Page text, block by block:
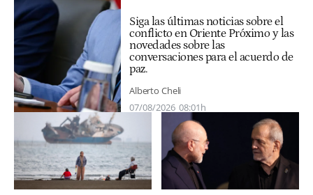
Siga las últimas noticias sobre el
conflicto en Oriente Próximo y las
novedades sobre las
conversaciones para el acuerdo de
paz.
Alberto Cheli
07/08/2026 08:01h